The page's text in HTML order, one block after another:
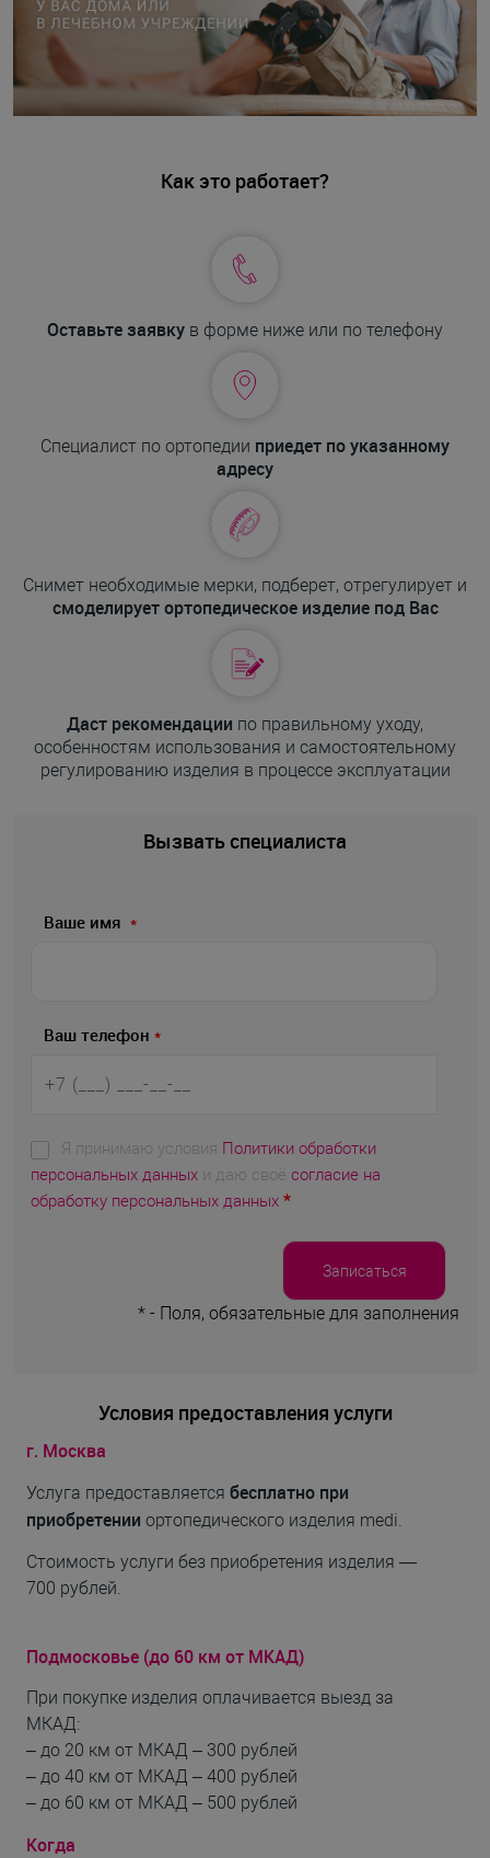
Как это работает?
Оставьте заявку в форме ниже или по телефону
Специалист по ортопедии приедет по указанному
адресу
Снимет необходимые мерки, подберет, отрегулирует и
смоделирует ортопедическое изделие под Вас
Даст рекомендации по правильному уходу,
особенностям использования и самостоятельному
регулированию изделия в процессе эксплуатации
Вызвать специалиста
Ваше имя *
Ваш телефон *
Я принимаю условия Политики обработки
персональных данных и даю своё согласие на
обработку персональных данных *
* - Поля, обязательные для заполнения
Условия предоставления услуги
г. Москва
Услуга предоставляется бесплатно при
приобретении ортопедического изделия medi.
Стоимость услуги без приобретения изделия —
700 рублей.
Подмосковье (до 60 км от МКАД)
При покупке изделия оплачивается выезд за
МКАД:
– до 20 км от МКАД – 300 рублей
– до 40 км от МКАД – 400 рублей
– до 60 км от МКАД – 500 рублей
Когда